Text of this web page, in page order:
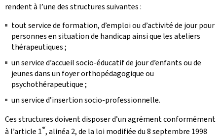
rendent à l’une des structures suivantes :
tout service de formation, d’emploi ou d’activité de jour pour
personnes en situation de handicap ainsi que les ateliers
thérapeutiques ;
un service d’accueil socio-éducatif de jour d’enfants ou de
jeunes dans un foyer orthopédagogique ou
psychothérapeutique ;
un service d’insertion socio-professionnelle.
Ces structures doivent disposer d’un agrément conformément
à l’article 1er, alinéa 2, de la loi modifiée du 8 septembre 1998